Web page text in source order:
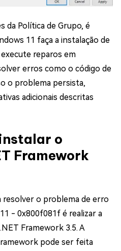
da Política de Grupo, é
11 faça a instalação de
reparos em
erros como o código de
o problema persista,
adicionais descritas
o
Framework
resolver o problema de erro
- 0x800f081f é realizar a
Framework 3.5. A
pode ser feita